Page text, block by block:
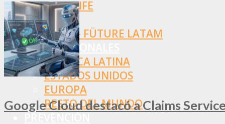
LA CONFE
ITC
INESE – FÜTURE LATAM
INTERNACIONALES
AMÉRICA LATINA
ESTADOS UNIDOS
EUROPA
RESTO DEL MUNDO
Google Cloud destacó a Claims